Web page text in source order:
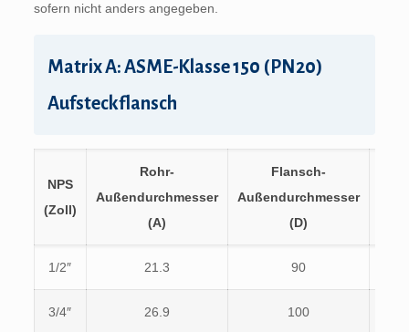
sofern nicht anders angegeben.
Matrix A: ASME-Klasse 150 (PN20)
Aufsteckflansch
NPS
(Zoll)
Rohr-
Außendurchmesser
(A)
Flansch-
Außendurchmesser
(D)
1/2″ 21.3 90
3/4″ 26.9 100